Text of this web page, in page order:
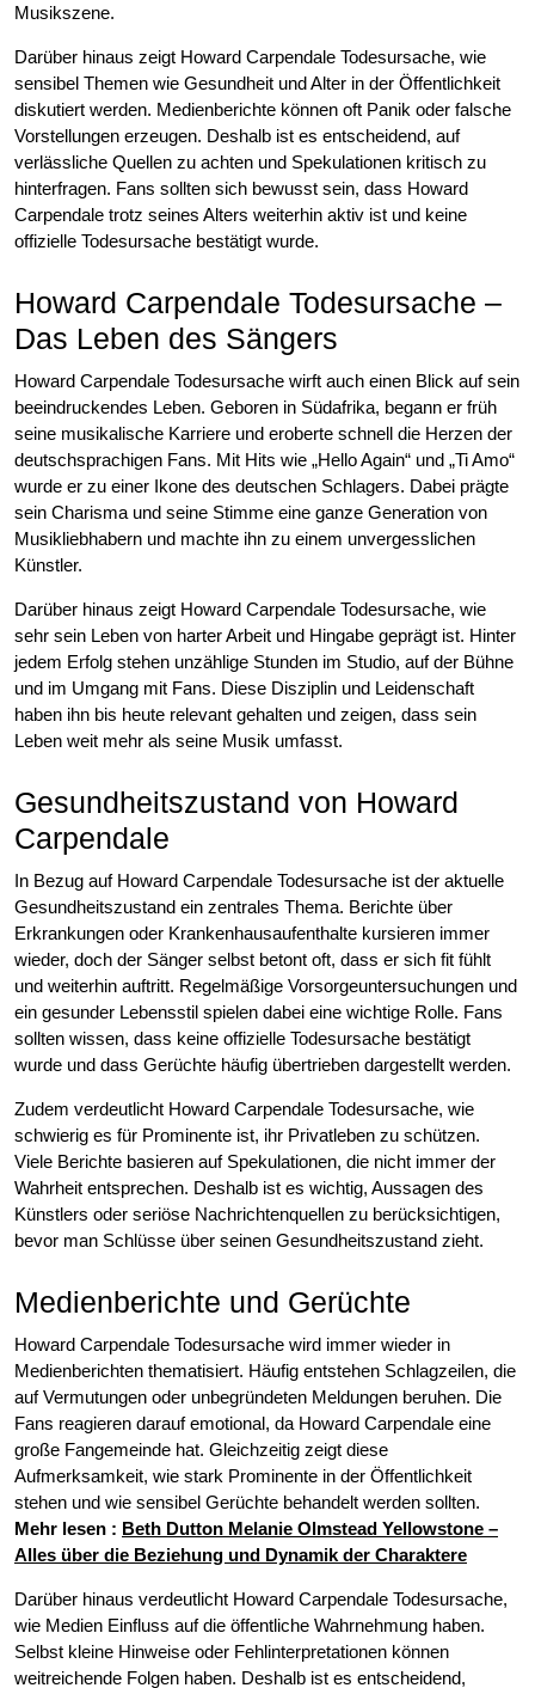
Musikszene.
Darüber hinaus zeigt Howard Carpendale Todesursache, wie
sensibel Themen wie Gesundheit und Alter in der Öffentlichkeit
diskutiert werden. Medienberichte können oft Panik oder falsche
Vorstellungen erzeugen. Deshalb ist es entscheidend, auf
verlässliche Quellen zu achten und Spekulationen kritisch zu
hinterfragen. Fans sollten sich bewusst sein, dass Howard
Carpendale trotz seines Alters weiterhin aktiv ist und keine
offizielle Todesursache bestätigt wurde.
Howard Carpendale Todesursache –
Das Leben des Sängers
Howard Carpendale Todesursache wirft auch einen Blick auf sein
beeindruckendes Leben. Geboren in Südafrika, begann er früh
seine musikalische Karriere und eroberte schnell die Herzen der
deutschsprachigen Fans. Mit Hits wie „Hello Again“ und „Ti Amo“
wurde er zu einer Ikone des deutschen Schlagers. Dabei prägte
sein Charisma und seine Stimme eine ganze Generation von
Musikliebhabern und machte ihn zu einem unvergesslichen
Künstler.
Darüber hinaus zeigt Howard Carpendale Todesursache, wie
sehr sein Leben von harter Arbeit und Hingabe geprägt ist. Hinter
jedem Erfolg stehen unzählige Stunden im Studio, auf der Bühne
und im Umgang mit Fans. Diese Disziplin und Leidenschaft
haben ihn bis heute relevant gehalten und zeigen, dass sein
Leben weit mehr als seine Musik umfasst.
Gesundheitszustand von Howard
Carpendale
In Bezug auf Howard Carpendale Todesursache ist der aktuelle
Gesundheitszustand ein zentrales Thema. Berichte über
Erkrankungen oder Krankenhausaufenthalte kursieren immer
wieder, doch der Sänger selbst betont oft, dass er sich fit fühlt
und weiterhin auftritt. Regelmäßige Vorsorgeuntersuchungen und
ein gesunder Lebensstil spielen dabei eine wichtige Rolle. Fans
sollten wissen, dass keine offizielle Todesursache bestätigt
wurde und dass Gerüchte häufig übertrieben dargestellt werden.
Zudem verdeutlicht Howard Carpendale Todesursache, wie
schwierig es für Prominente ist, ihr Privatleben zu schützen.
Viele Berichte basieren auf Spekulationen, die nicht immer der
Wahrheit entsprechen. Deshalb ist es wichtig, Aussagen des
Künstlers oder seriöse Nachrichtenquellen zu berücksichtigen,
bevor man Schlüsse über seinen Gesundheitszustand zieht.
Medienberichte und Gerüchte
Howard Carpendale Todesursache wird immer wieder in
Medienberichten thematisiert. Häufig entstehen Schlagzeilen, die
auf Vermutungen oder unbegründeten Meldungen beruhen. Die
Fans reagieren darauf emotional, da Howard Carpendale eine
große Fangemeinde hat. Gleichzeitig zeigt diese
Aufmerksamkeit, wie stark Prominente in der Öffentlichkeit
stehen und wie sensibel Gerüchte behandelt werden sollten.
Mehr lesen : Beth Dutton Melanie Olmstead Yellowstone –
Alles über die Beziehung und Dynamik der Charaktere
Darüber hinaus verdeutlicht Howard Carpendale Todesursache,
wie Medien Einfluss auf die öffentliche Wahrnehmung haben.
Selbst kleine Hinweise oder Fehlinterpretationen können
weitreichende Folgen haben. Deshalb ist es entscheidend,